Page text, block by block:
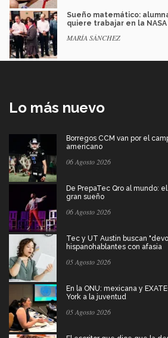
Sueño matemático:
quiere trabajar en la NASA
MARÍA SÁNCHEZ
Lo más nuevo
Borregos CCM van por el
americano
06 Agosto 2026
De PrepaTec Qro al mundo:
gran sueño
06 Agosto 2026
Tec y UT Austin buscan
hispanohablantes con afasia
05 Agosto 2026
En la ONU: mexicana y
York a la juventud
05 Agosto 2026